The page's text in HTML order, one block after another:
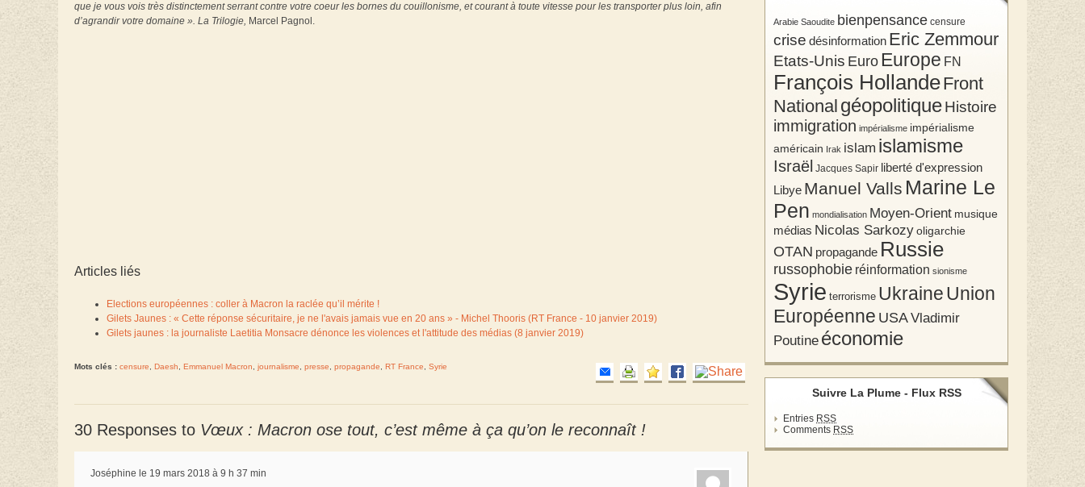
que je vous vois très distinctement serrant contre votre coeur les bornes du couillonisme, et courant à toute vitesse pour les transporter plus loin, afin
d’agrandir votre domaine ». La Trilogie, Marcel Pagnol.
Articles liés
Elections européennes : coller à Macron la raclée qu’il mérite !
Gilets Jaunes : « Cette réponse sécuritaire, je ne l'avais jamais vue en 20 ans » - Michel Thooris (RT France - 10 janvier 2019)
Gilets jaunes : la journaliste Laetitia Monsacre dénonce les violences et l'attitude des médias (8 janvier 2019)
Mots clés : censure Daesh Emmanuel Macron journalisme presse propagande RT France Syrie
30 Responses to Vœux : Macron ose tout, c’est même à ça qu’on le reconnaît !
Joséphine le 19 mars 2018 à 9 h 37 min
Arabie Saoudite bienpensance censure
crise désinformation Eric Zemmour
Etats-Unis Euro Europe FN
François HollandeFront
National géopolitiqueHistoire
immigration impérialisme impérialisme
américain Irak islam islamisme
Israël Jacques Sapir liberté d'expression
Libye Manuel Valls Marine Le
Pen mondialisation Moyen-Orient musique
médias Nicolas Sarkozyoligarchie
OTAN propagande Russie
russophobie réinformation sionisme
Syrie terrorisme Ukraine Union
Européenne USAVladimir
Poutine économie
Suivre La Plume - Flux RSS
Entries RSS
Comments RSS